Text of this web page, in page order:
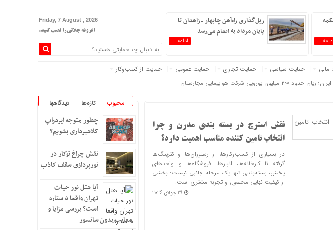
ادامه ...
ریل‌گذاری راه‌آهن چابهار ــ زاهدان تا
پایان مرداد به اتمام می‌رسد
ادامه ...
Friday, 7 August , 2026
افزونه جلالی را نصب کنید.
مالی حمایت سیاسی حمایت تجاری حمایت عمومی حمایت از کسب‌وکار
نظارتی سازم
نقش استرچ در بسته‌ بندی مدرن و چرا
انتخاب تامین ‌کننده مناسب اهمیت دارد؟
در بسیاری از کسب‌وکارها، از رستوران‌ها و کترینگ‌ها
گرفته تا کارخانه‌ها، انبارها، فروشگاه‌ها و واحدهای
پخش، بسته‌بندی تنها یک مرحله جانبی نیست؛ بخشی
از کیفیت نهایی محصول و تجربه مشتری است.
29 جولای 2026
محبوب تازه‌ها دیدگاهها
چطور متوجه ایردراپ
کلاهبرداری بشویم؟
نقش چراغ توکار در
نورپردازی سقف کاذب
آیا هتل نور حیات
تهران واقعا ۵ ستاره
است؟ بررسی مزایا و
معایب بدون سانسور